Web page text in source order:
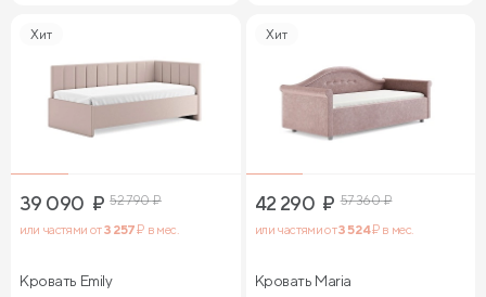
Хит
39 090 ₽ 52 790₽
или частями от3 257₽ в мес.
Кровать Emily
Хит
42 290 ₽ 57 360₽
или частями от3 524₽ в мес.
Кровать Maria